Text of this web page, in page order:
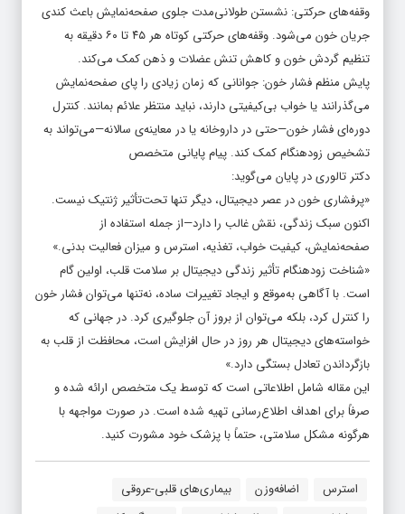
وقفه‌های حرکتی: نشستن طولانی‌مدت جلوی صفحه‌نمایش باعث کندی
جریان خون می‌شود. وقفه‌های حرکتی کوتاه هر ۴۵ تا ۶۰ دقیقه به
تنظیم گردش خون و کاهش تنش عضلات و ذهن کمک می‌کند.
پایش منظم فشار خون: جوانانی که زمان زیادی را پای صفحه‌نمایش
می‌گذرانند یا خواب بی‌کیفیتی دارند، نباید منتظر علائم بمانند. کنترل
دوره‌ای فشار خون—حتی در داروخانه یا در معاینه‌ی سالانه—می‌تواند به
تشخیص زودهنگام کمک کند. پیام پایانی متخصص
دکتر تالوری در پایان می‌گوید:
«پرفشاری خون در عصر دیجیتال، دیگر تنها تحت‌تأثیر ژنتیک نیست.
اکنون سبک زندگی، نقش غالب را دارد—از جمله استفاده از
صفحه‌نمایش، کیفیت خواب، تغذیه، استرس و میزان فعالیت بدنی.»
«شناخت زودهنگام تأثیر زندگی دیجیتال بر سلامت قلب، اولین گام
است. با آگاهی به‌موقع و ایجاد تغییرات ساده، نه‌تنها می‌توان فشار خون
را کنترل کرد، بلکه می‌توان از بروز آن جلوگیری کرد. در جهانی که
خواسته‌های دیجیتال هر روز در حال افزایش است، محافظت از قلب به
بازگرداندن تعادل بستگی دارد.»
این مقاله شامل اطلاعاتی است که توسط یک متخصص ارائه شده و
صرفاً برای اهداف اطلاع‌رسانی تهیه شده است. در صورت مواجهه با
هرگونه مشکل سلامتی، حتماً با پزشک خود مشورت کنید.
استرس اضافه‌وزن
بیماری‌های قلبی-عروقی